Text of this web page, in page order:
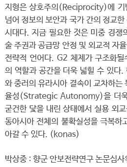
지형은 상호주의(Reciprocity)에 기
넘어 정보의 보안과 국가 간의 정교
시대다. 지금 필요한 것은 미중 경쟁
술 주권과 공급망 안정 및 외교적 자
전략적 언어다. G2 체제가 구조화
의 역할과 공간을 더욱 넓힐 수 있다.
와 중러의 유라시아 결속이 교차하는
율성(Strategic Autonomy)을 더욱
굳건한 닻을 내린 상태에서 실용 외
동아시아 전체의 불확실성을 극복하
아갈 수 있다. (konas)
박상중 : 향군 안보전략연구 논문심